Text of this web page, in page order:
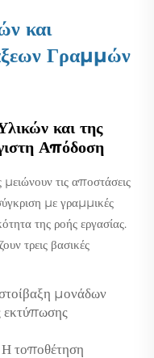
και
Γραμμών
και της
Απόδοση
τις αποστάσεις
με γραμμικές
της ροής εργασίας.
τρεις βασικές
μονάδων
εκτύπωσης
τοποθέτηση